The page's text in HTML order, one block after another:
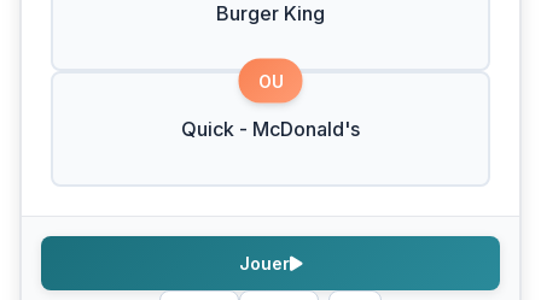
Burger King
OU
Quick - McDonald's
Jouer